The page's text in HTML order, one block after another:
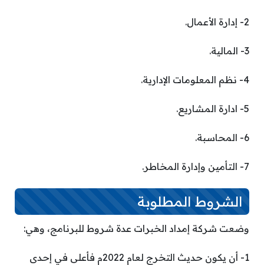
2- إدارة الأعمال.
3- المالية.
4- نظم المعلومات الإدارية.
5- ادارة المشاريع.
6- المحاسبة.
7- التأمين وإدارة المخاطر.
الشروط المطلوبة
وضعت شركة إمداد الخبرات عدة شروط للبرنامج، وهي:
1- أن يكون حديث التخرج لعام 2022م فأعلى في إحدى